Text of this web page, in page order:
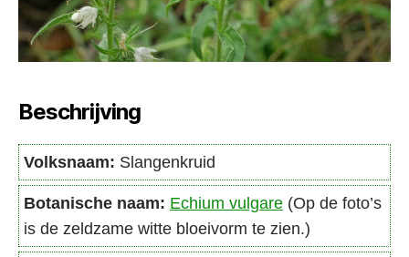
Beschrijving
Volksnaam: Slangenkruid
Botanische naam: Echium vulgare (Op de foto’s
is de zeldzame witte bloeivorm te zien.)